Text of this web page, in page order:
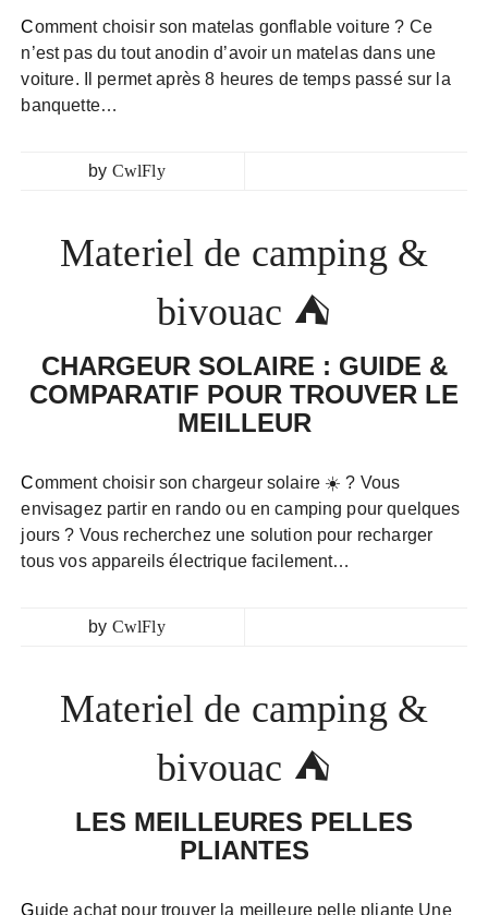
Comment choisir son matelas gonflable voiture ? Ce
n’est pas du tout anodin d’avoir un matelas dans une
voiture. Il permet après 8 heures de temps passé sur la
banquette…
by CwlFly
Materiel de camping &
bivouac ⛺
CHARGEUR SOLAIRE : GUIDE &
COMPARATIF POUR TROUVER LE
MEILLEUR
Comment choisir son chargeur solaire ☀️ ? Vous
envisagez partir en rando ou en camping pour quelques
jours ? Vous recherchez une solution pour recharger
tous vos appareils électrique facilement…
by CwlFly
Materiel de camping &
bivouac ⛺
LES MEILLEURES PELLES
PLIANTES
Guide achat pour trouver la meilleure pelle pliante Une